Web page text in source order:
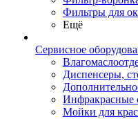
Фильтры для
Ещё
Сервисное
Диспенсеры,
Инфракрасные
Мойки для